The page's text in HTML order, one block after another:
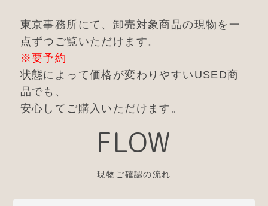
東京事務所にて、卸売対象商品の現物を一
点ずつご覧いただけます。
※要予約
状態によって価格が変わりやすいUSED商
品でも、
安心してご購入いただけます。
FLOW
現物ご確認の流れ